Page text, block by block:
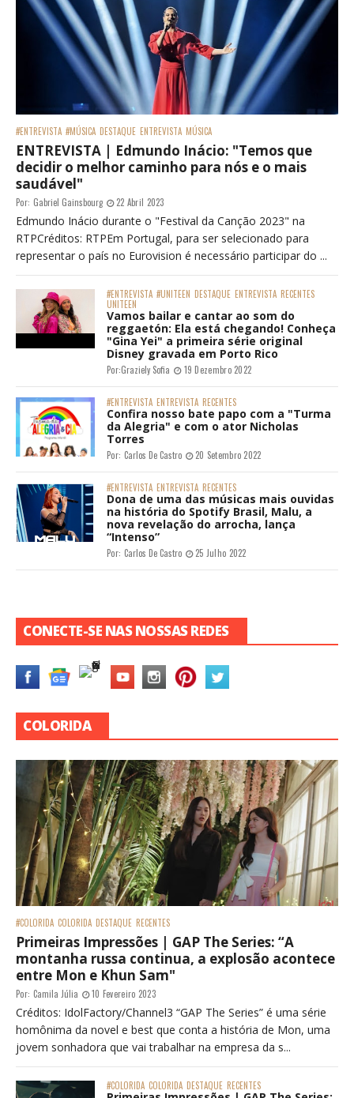
#ENTREVISTA #MÚSICA DESTAQUE ENTREVISTA MÚSICA
ENTREVISTA | Edmundo Inácio: "Temos que
decidir o melhor caminho para nós e o mais
saudável"
Por: Gabriel Gainsbourg 22 Abril 2023
Edmundo Inácio durante o "Festival da Canção 2023" na
RTPCréditos: RTPEm Portugal, para ser selecionado para
representar o país no Eurovision é necessário participar do ...
#ENTREVISTA #UNITEEN DESTAQUE ENTREVISTA RECENTES
UNITEEN
Vamos bailar e cantar ao som do
reggaetón: Ela está chegando! Conheça
"Gina Yei" a primeira série original
Disney gravada em Porto Rico
Por:Graziely Sofia 19 Dezembro 2022
#ENTREVISTA ENTREVISTA RECENTES
Confira nosso bate papo com a "Turma
da Alegria" e com o ator Nicholas
Torres
Por: Carlos De Castro 20 Setembro 2022
#ENTREVISTA ENTREVISTA RECENTES
Dona de uma das músicas mais ouvidas
na história do Spotify Brasil, Malu, a
nova revelação do arrocha, lança
“Intenso”
Por: Carlos De Castro 25 Julho 2022
CONECTE-SE NAS NOSSAS REDES
COLORIDA
#COLORIDA COLORIDA DESTAQUE RECENTES
Primeiras Impressões | GAP The Series: “A
montanha russa continua, a explosão acontece
entre Mon e Khun Sam"
Por: Camila Júlia 10 Fevereiro 2023
Créditos: IdolFactory/Channel3 “GAP The Series” é uma série
homônima da novel e best que conta a história de Mon, uma
jovem sonhadora que vai trabalhar na empresa da s...
#COLORIDA COLORIDA DESTAQUE RECENTES